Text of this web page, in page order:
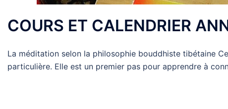
COURS ET CALENDRIER
La méditation selon la philosophie bouddhiste tibétaine
particulière. Elle est un premier pas pour apprendre à